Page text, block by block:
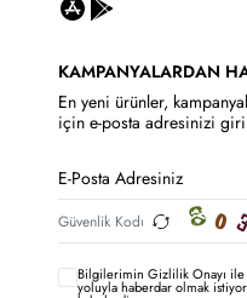
KAMPANYALARDAN
En yeni ürünler,
için e-posta adresinizi
Bilgilerimin Gizlilik Onayı ile
yoluyla haberdar olmak